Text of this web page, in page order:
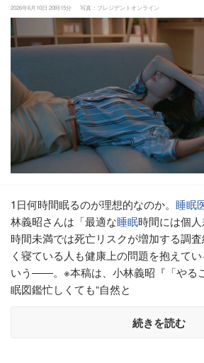
2026年6月10日 20時15分 写真：プレジデントオンライン
1日何時間眠るのが理想的なのか。 睡眠
林義昭さんは「最適な睡眠時間には個
時間未満では死亡リスクが増加する調
く寝ている人も健康上の問題を抱えて
いう――。※本稿は、小林義昭『「やる
眠図鑑忙しくても“自然と
続きを読む